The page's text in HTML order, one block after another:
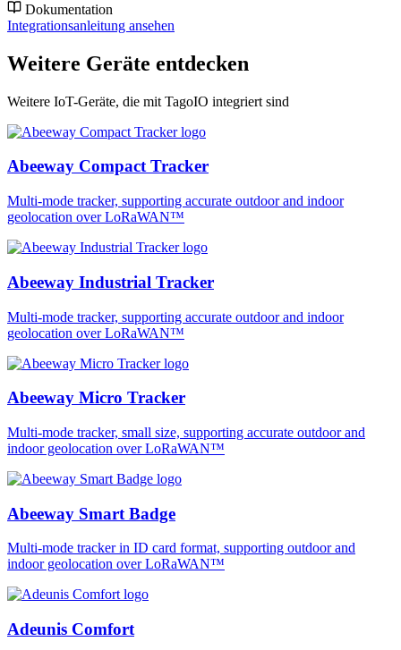
Dokumentation
Integrationsanleitung ansehen
Weitere Geräte entdecken
Weitere IoT-Geräte, die mit TagoIO integriert sind
Abeeway Compact Tracker
Multi-mode tracker, supporting accurate outdoor and indoor
geolocation over LoRaWAN™
Abeeway Industrial Tracker
Multi-mode tracker, supporting accurate outdoor and indoor
geolocation over LoRaWAN™
Abeeway Micro Tracker
Multi-mode tracker, small size, supporting accurate outdoor and
indoor geolocation over LoRaWAN™
Abeeway Smart Badge
Multi-mode tracker in ID card format, supporting outdoor and
indoor geolocation over LoRaWAN™
Adeunis Comfort